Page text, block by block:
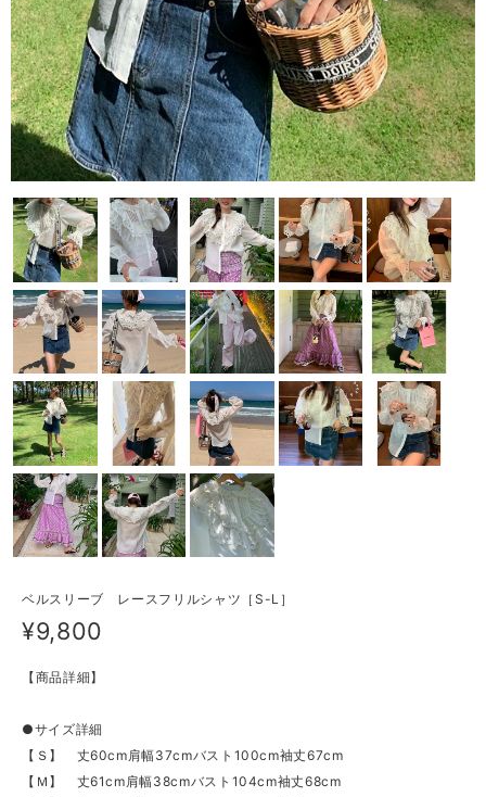
ベルスリーブ レースフリルシャツ［S-L］
¥9,800
【商品詳細】
●サイズ詳細
【Ｓ】 丈60cm肩幅37cmバスト100cm袖丈67cm
【Ｍ】 丈61cm肩幅38cmバスト104cm袖丈68cm